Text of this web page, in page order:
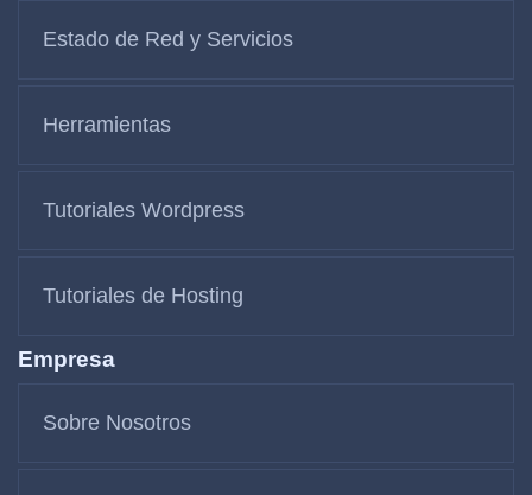
Estado de Red y Servicios
Herramientas
Tutoriales Wordpress
Tutoriales de Hosting
Empresa
Sobre Nosotros